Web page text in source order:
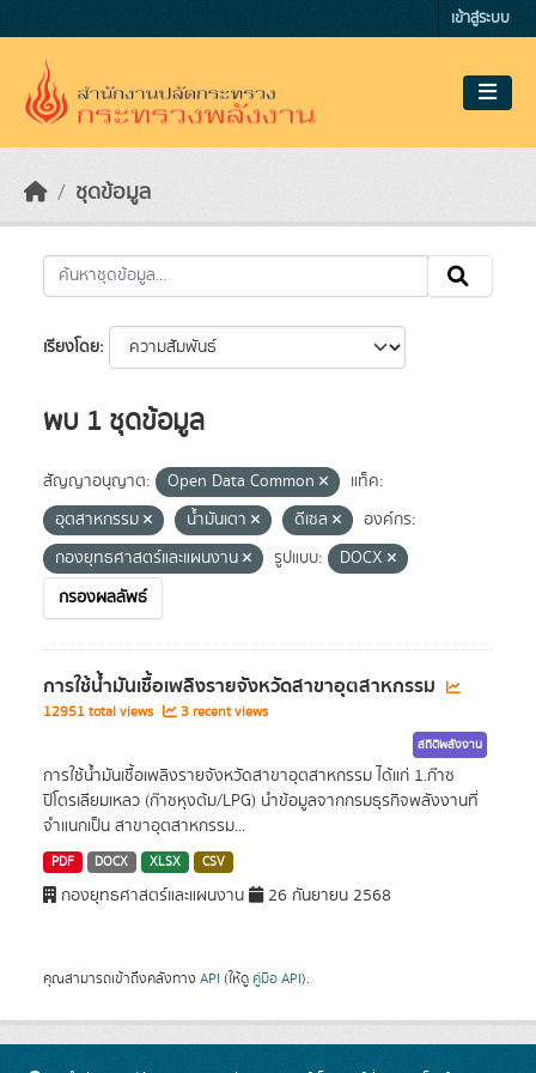
เข้าสู่ระบบ
ชุดข้อมูล
เรียงโดย
พบ 1 ชุดข้อมูล
สัญญาอนุญาต: Open Data Common
แท็ค:
อุตสาหกรรม
น้ำมันเตา ดีเซล
องค์กร:
กองยุทธศาสตร์และแผนงาน
รูปแบบ:
DOCX
กรองผลลัพธ์
การใช้น้ำมันเชื้อเพลิงรายจังหวัดสาขาอุตสาหกรรม
12951 total views 3 recent views
สถิติพลังงาน
การใช้น้ำมันเชื้อเพลิงรายจังหวัดสาขาอุตสาหกรรม ได้แก่ 1.ก๊าซ
ปิโตรเลียมเหลว (ก๊าซหุงต้ม/LPG) นำข้อมูลจากกรมธุรกิจพลังงานที่
จำแนกเป็น สาขาอุตสาหกรรม...
PDF DOCX XLSX CSV
กองยุทธศาสตร์และแผนงาน 26 กันยายน 2568
คุณสามารถเข้าถึงคลังทาง API (ให้ดู คู่มือ API).